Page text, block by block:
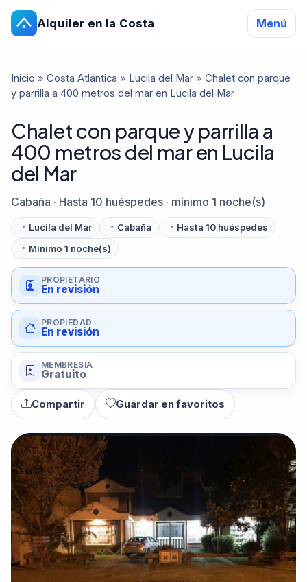
Alquiler en la Costa Menú
Inicio » Costa Atlántica » Lucila del Mar » Chalet con parque
y parrilla a 400 metros del mar en Lucila del Mar
Chalet con parque y parrilla a
400 metros del mar en Lucila
del Mar
Cabaña · Hasta 10 huéspedes · mínimo 1 noche(s)
Lucila del Mar Cabaña
Hasta 10 huéspedes
Mínimo 1 noche(s)
PROPIETARIO
En revisión
PROPIEDAD
En revisión
MEMBRESÍA
Gratuito
Compartir Guardar en favoritos